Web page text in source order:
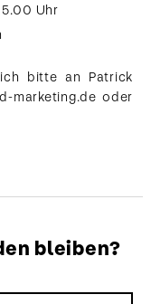
Uhr
bitte an Patrick
marketing.de oder
bleiben?